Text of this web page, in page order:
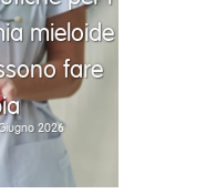
mieloide
fare
2026